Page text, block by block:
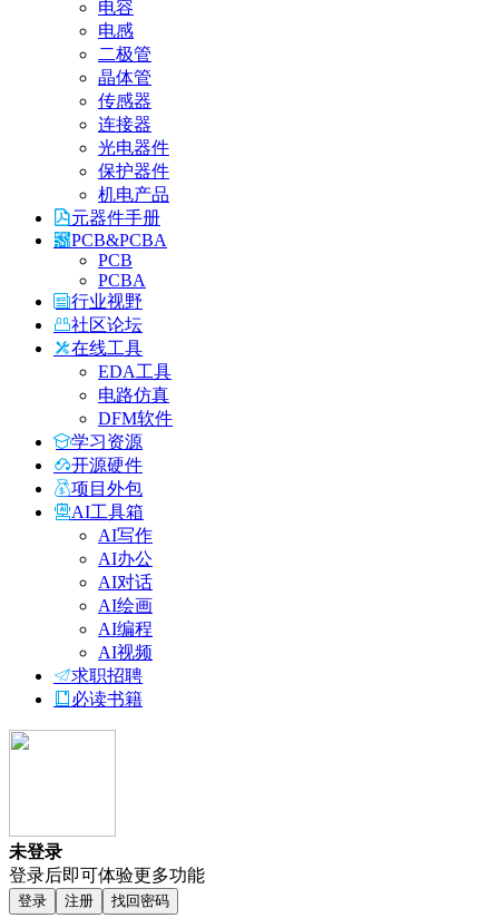
电容
电感
二极管
晶体管
传感器
连接器
光电器件
保护器件
机电产品
元器件手册
PCB&PCBA
PCB
PCBA
行业视野
社区论坛
在线工具
EDA工具
电路仿真
DFM软件
学习资源
开源硬件
项目外包
AI工具箱
AI写作
AI办公
AI对话
AI绘画
AI编程
AI视频
求职招聘
必读书籍
未登录
登录后即可体验更多功能
登录 注册 找回密码